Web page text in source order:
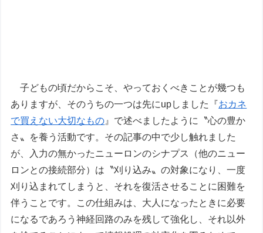
子どもの頃だからこそ、やっておくべきことが幾つも
ありますが、そのうちの一つは先にupしました『 おカネ
で買えない大切なもの』で述べましたように〝心の豊か
さ〟を養う活動です。その記事の中で少し触れました
が、入力の無かったニューロンのシナプス（他のニュー
ロンとの接続部分）は〝刈り込み〟の対象になり、一度
刈り込まれてしまうと、それを復活させることに困難を
伴うことです。この仕組みは、大人になったときに必要
になるであろう神経回路のみを残して強化し、それ以外